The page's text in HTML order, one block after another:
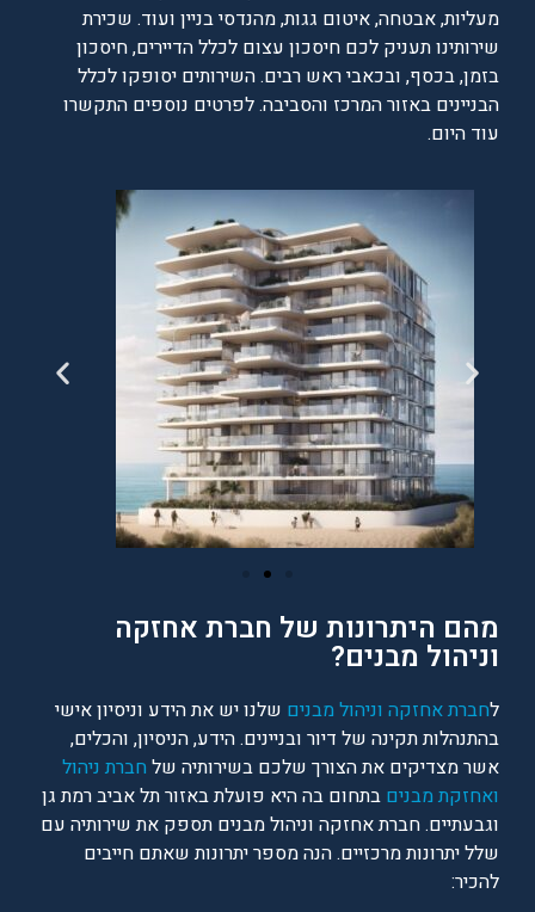
מעליות, אבטחה, איטום גגות, מהנדסי בניין ועוד. שכירת
שירותינו תעניק לכם חיסכון עצום לכלל הדיירים, חיסכון
בזמן, בכסף, ובכאבי ראש רבים. השירותים יסופקו לכלל
הבניינים באזור המרכז והסביבה. לפרטים נוספים התקשרו
עוד היום.
מהם היתרונות של חברת אחזקה
וניהול מבנים?
לחברת אחזקה וניהול מבנים שלנו יש את הידע וניסיון אישי
בהתנהלות תקינה של דיור ובניינים. הידע, הניסיון, והכלים,
אשר מצדיקים את הצורך שלכם בשירותיה של חברת ניהול
ואחזקת מבנים בתחום בה היא פועלת באזור תל אביב רמת גן
וגבעתיים. חברת אחזקה וניהול מבנים תספק את שירותיה עם
שלל יתרונות מרכזיים. הנה מספר יתרונות שאתם חייבים
להכיר: